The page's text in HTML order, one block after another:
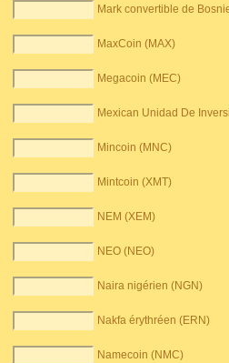
Mark convertible de
MaxCoin (MAX)
Megacoin (MEC)
Mexican Unidad De
Mincoin (MNC)
Mintcoin (XMT)
NEM (XEM)
NEO (NEO)
Naira nigérien (NGN)
Nakfa érythréen (ERN)
Namecoin (NMC)